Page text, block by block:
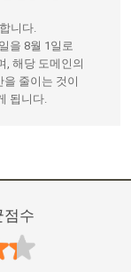
니다.
을 8월 1일로
, 해당 도메인의
줄이는 것이
됩니다.
점수